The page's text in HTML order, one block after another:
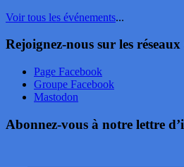
Voir tous les événements...
Rejoignez-nous sur les
Page Facebook
Groupe Facebook
Mastodon
Abonnez-vous à notre lettre